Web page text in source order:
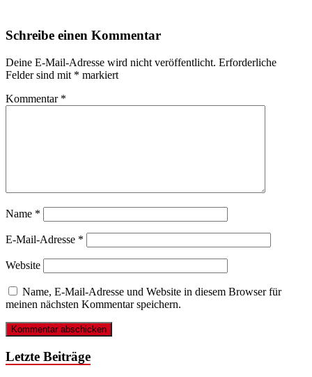
Schreibe einen Kommentar
Deine E-Mail-Adresse wird nicht veröffentlicht. Erforderliche
Felder sind mit * markiert
Kommentar *
Name *
E-Mail-Adresse *
Website
Name, E-Mail-Adresse und Website in diesem Browser für
meinen nächsten Kommentar speichern.
Letzte Beiträge